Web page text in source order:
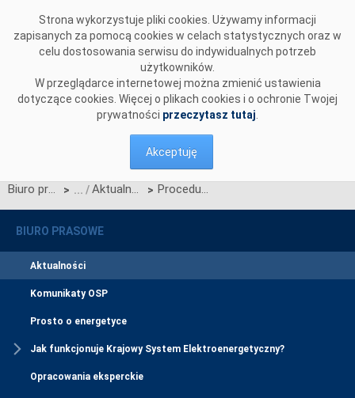
Strona wykorzystuje pliki cookies. Używamy informacji
zapisanych za pomocą cookies w celach statystycznych oraz w
celu dostosowania serwisu do indywidualnych potrzeb
użytkowników.
W przeglądarce internetowej można zmienić ustawienia
dotyczące cookies. Więcej o plikach cookies i o ochronie Twojej
prywatności przeczytasz tutaj
Akceptuję
Biuro prasowe > Aktualności > Procedura Rejestracyjna i Formularz Rejestracyjny Uczestników Skoordynowanych
BIURO PRASOWE
Aktualności
Komunikaty OSP
Prosto o energetyce
Jak funkcjonuje Krajowy System Elektroenergetyczny?
Opracowania eksperckie